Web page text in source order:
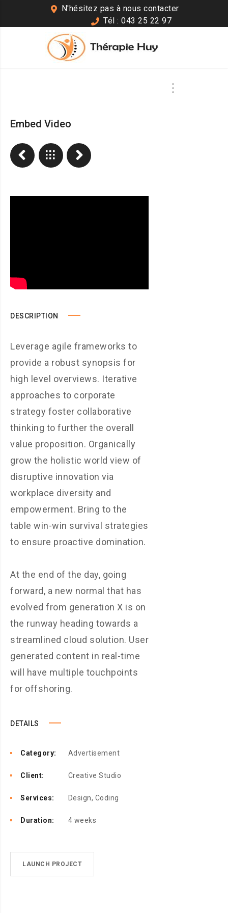
N'hésitez pas à nous contacter
Tél : 043 25 22 97
Embed Video
DESCRIPTION
Leverage agile frameworks to
provide a robust synopsis for
high level overviews. Iterative
approaches to corporate
strategy foster collaborative
thinking to further the overall
value proposition. Organically
grow the holistic world view of
disruptive innovation via
workplace diversity and
empowerment. Bring to the
table win-win survival strategies
to ensure proactive domination.
At the end of the day, going
forward, a new normal that has
evolved from generation X is on
the runway heading towards a
streamlined cloud solution. User
generated content in real-time
will have multiple touchpoints
for offshoring.
DETAILS
Category: Advertisement
Client: Creative Studio
Services: Design, Coding
Duration: 4 weeks
LAUNCH PROJECT